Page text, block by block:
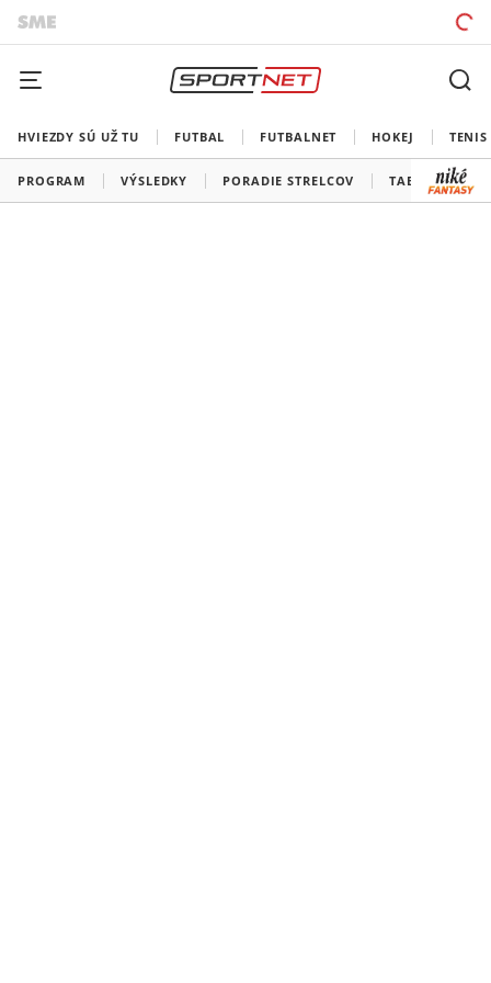
HVIEZDY SÚ UŽ TU FUTBAL FUTBALNET HOKEJ TENIS
PROGRAM VÝSLEDKY PORADIE STRELCOV TABUĽKY A